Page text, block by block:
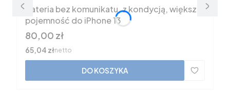
Bateria bez komunikatu, z kondycją, większa
pojemność do iPhone 13
Cena
80,00 zł
Cena
65,04 złnetto
DO KOSZYKA